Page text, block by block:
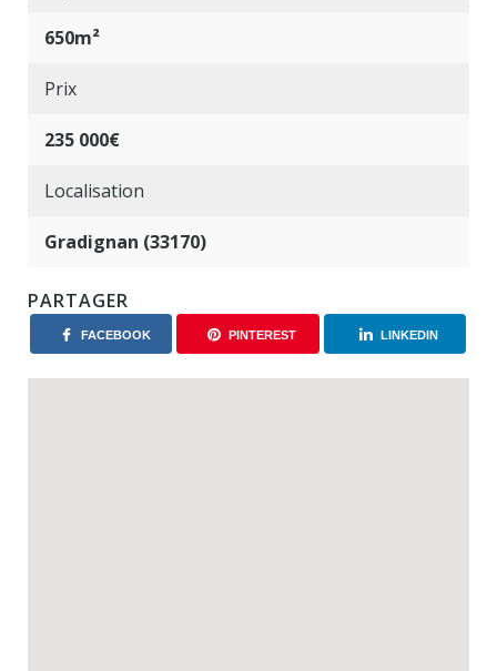
650m²
Prix
235 000€
Localisation
Gradignan (33170)
PARTAGER
FACEBOOK PINTEREST LINKEDIN